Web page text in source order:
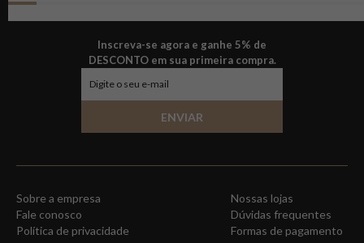
Inscreva-se agora e ganhe 5% de
DESCONTO em sua primeira compra.
ENVIAR
Sobre a empresa
Nossas lojas
Fale conosco
Dúvidas frequentes
Política de privacidade
Formas de pagamento